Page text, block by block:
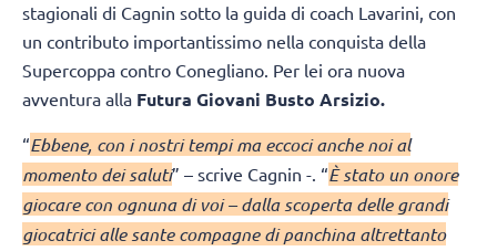
stagionali di Cagnin sotto la guida di coach Lavarini, con
un contributo importantissimo nella conquista della
Supercoppa contro Conegliano. Per lei ora nuova
avventura alla Futura Giovani Busto Arsizio.
“Ebbene, con i nostri tempi ma eccoci anche noi al
momento dei saluti” – scrive Cagnin -. “È stato un onore
giocare con ognuna di voi – dalla scoperta delle grandi
giocatrici alle sante compagne di panchina altrettanto